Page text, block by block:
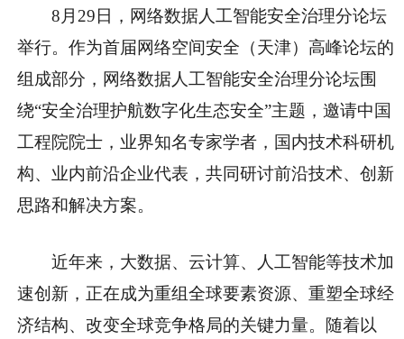
8月29日，网络数据人工智能安全治理分论坛
举行。作为首届网络空间安全（天津）高峰论坛的
组成部分，网络数据人工智能安全治理分论坛围
绕“安全治理护航数字化生态安全”主题，邀请中国
工程院院士，业界知名专家学者，国内技术科研机
构、业内前沿企业代表，共同研讨前沿技术、创新
思路和解决方案。
近年来，大数据、云计算、人工智能等技术加
速创新，正在成为重组全球要素资源、重塑全球经
济结构、改变全球竞争格局的关键力量。随着以